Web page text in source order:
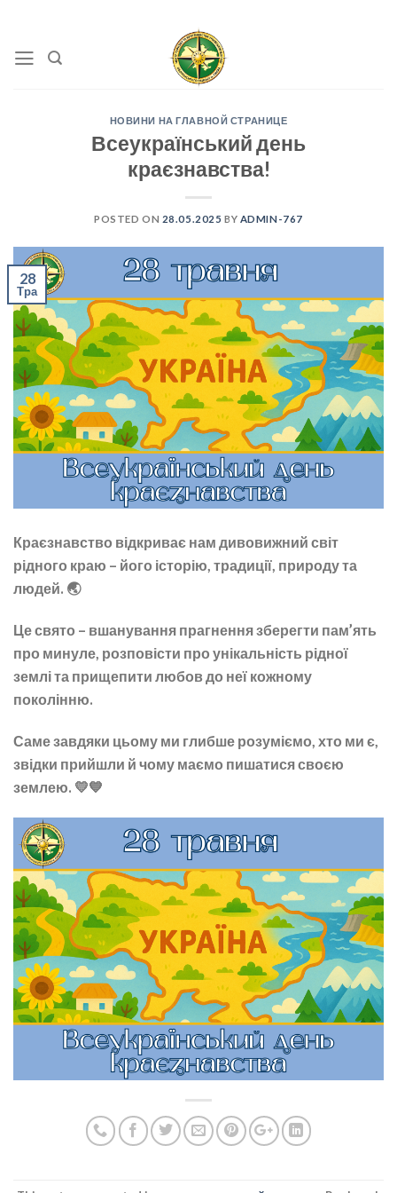
content
НОВИНИ НА ГЛАВНОЙ СТРАНИЦЕ
Всеукраїнський день
краєзнавства!
POSTED ON 28.05.2025 BY ADMIN-767
28
Тра
Краєзнавство відкриває нам дивовижний світ
рідного краю – його історію, традиції, природу та
людей. 🌏
Це свято – вшанування прагнення зберегти пам’ять
про минуле, розповісти про унікальність рідної
землі та прищепити любов до неї кожному
поколінню.
Саме завдяки цьому ми глибше розуміємо, хто ми є,
звідки прийшли й чому маємо пишатися своєю
землею. 💛💙